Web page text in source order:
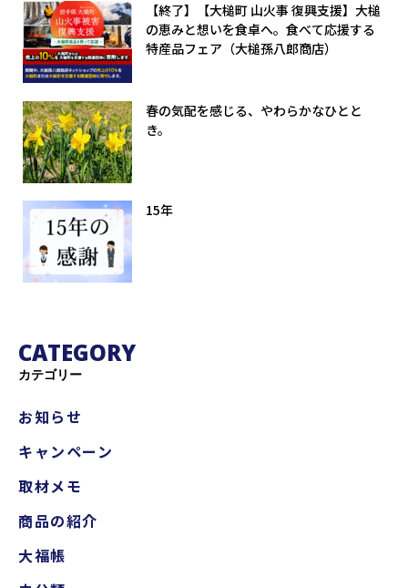
【終了】【大槌町 山火事 復興支援】大槌
の恵みと想いを食卓へ。食べて応援する
特産品フェア（大槌孫八郎商店）
春の気配を感じる、やわらかなひとと
き。
15年
CATEGORY
カテゴリー
お知らせ
キャンペーン
取材メモ
商品の紹介
大福帳